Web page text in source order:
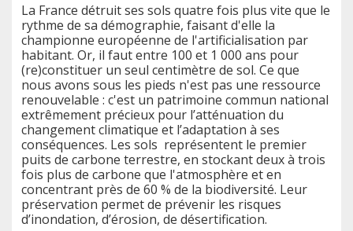
La France détruit ses sols quatre fois plus vite que le
rythme de sa démographie, faisant d'elle la
championne européenne de l'artificialisation par
habitant. Or, il faut entre 100 et 1 000 ans pour
(re)constituer un seul centimètre de sol. Ce que
nous avons sous les pieds n'est pas une ressource
renouvelable : c'est un patrimoine commun national
extrêmement précieux pour l’atténuation du
changement climatique et l’adaptation à ses
conséquences. Les sols représentent le premier
puits de carbone terrestre, en stockant deux à trois
fois plus de carbone que l'atmosphère et en
concentrant près de 60 % de la biodiversité. Leur
préservation permet de prévenir les risques
d’inondation, d’érosion, de désertification.